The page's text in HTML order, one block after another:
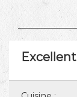
Excellent